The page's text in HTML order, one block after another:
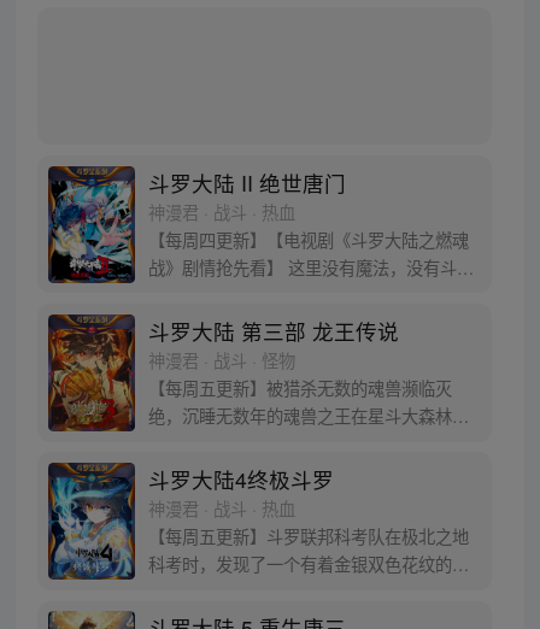
斗罗大陆 II 绝世唐门
神漫君 · 战斗 · 热血
【每周四更新】【电视剧《斗罗大陆之燃魂
战》剧情抢先看】 这里没有魔法，没有斗
后的斗罗大陆上，唐门式微，一代天骄霍雨
浩横空出世，一切的神奇都将一一展现。 唐
门暗器能否重振雄风，唐门能否重现辉煌，
一切尽绝世唐门！
斗罗大陆 第三部 龙王传说
神漫君 · 战斗 · 怪物
【每周五更新】被猎杀无数的魂兽濒临灭
绝，沉睡无数年的魂兽之王在星斗大森林最
魂”遇上执着而顽强的少年唐舞麟，万众瞩目
的武魂传奇将再次被书写。我们不期待奇
迹，但要给奇迹一个机会。
斗罗大陆4终极斗罗
神漫君 · 战斗 · 热血
【每周五更新】斗罗联邦科考队在极北之地
科考时，发现了一个有着金银双色花纹的
于是赶忙将其带回研究所进行孵化。蛋孵化